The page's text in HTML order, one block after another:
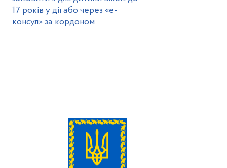
17 років у дії або через «е-
консул» за кордоном